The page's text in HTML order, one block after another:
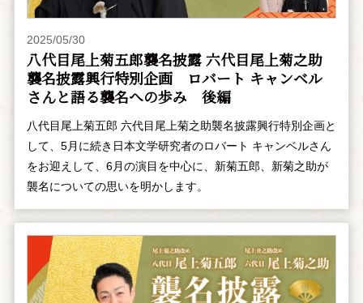
2025/05/30
八代目尾上菊五郎襲名披露 六代目尾上菊之助
襲名披露興行特別企画 ――ロバート キャンベル
さんと語る襲名への歩み 後編
八代目尾上菊五郎 六代目尾上菊之助襲名披露興行特別企画と
して、5月に続き日本文学研究者のロバート キャンベルさん
をお迎えして、6月の演目を中心に、新菊五郎、新菊之助が
襲名についての思いを明かします。